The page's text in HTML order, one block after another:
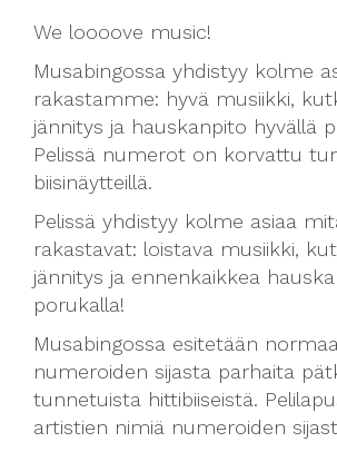
We loooove music!
Musabingossa yhdistyy kolme
rakastamme: hyvä musiikki,
jännitys ja hauskanpito hyvällä
Pelissä numerot on korvattu
biisinäytteillä.
Pelissä yhdistyy kolme asiaa
rakastavat: loistava musiikki,
jännitys ja ennenkaikkea
porukalla!
Musabingossa esitetään
numeroiden sijasta parhaita
tunnetuista hittibiiseistä.
artistien nimiä numeroiden